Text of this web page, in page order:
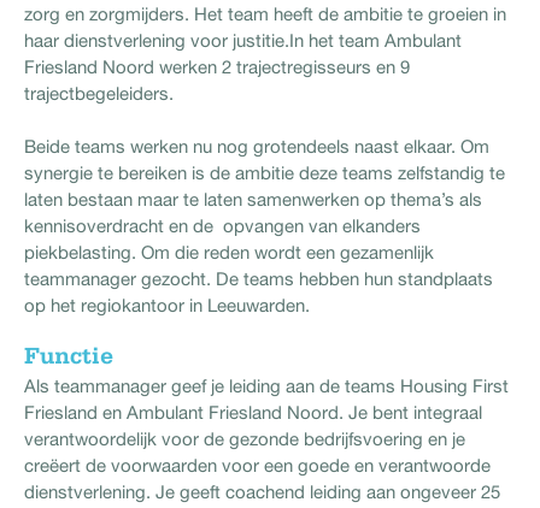
zorg en zorgmijders. Het team heeft de ambitie te groeien in
haar dienstverlening voor justitie.In het team Ambulant
Friesland Noord werken 2 trajectregisseurs en 9
trajectbegeleiders.
Beide teams werken nu nog grotendeels naast elkaar. Om
synergie te bereiken is de ambitie deze teams zelfstandig te
laten bestaan maar te laten samenwerken op thema’s als
kennisoverdracht en de opvangen van elkanders
piekbelasting. Om die reden wordt een gezamenlijk
teammanager gezocht. De teams hebben hun standplaats
op het regiokantoor in Leeuwarden.
Functie
Als teammanager geef je leiding aan de teams Housing First
Friesland en Ambulant Friesland Noord. Je bent integraal
verantwoordelijk voor de gezonde bedrijfsvoering en je
creëert de voorwaarden voor een goede en verantwoorde
dienstverlening. Je geeft coachend leiding aan ongeveer 25